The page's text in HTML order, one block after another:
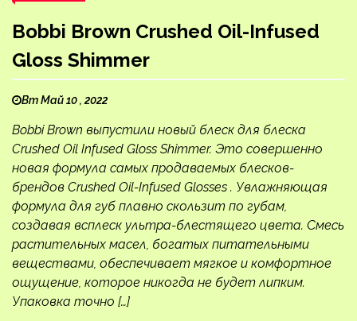
Bobbi Brown Crushed Oil-Infused
Gloss Shimmer
Вт Май 10 , 2022
Bobbi Brown выпустили новый блеск для блеска
Crushed Oil Infused Gloss Shimmer. Это совершенно
новая формула самых продаваемых блесков-
брендов Crushed Oil-Infused Glosses . Увлажняющая
формула для губ плавно скользит по губам,
создавая всплеск ультра-блестящего цвета. Смесь
растительных масел, богатых питательными
веществами, обеспечивает мягкое и комфортное
ощущение, которое никогда не будет липким.
Упаковка точно […]